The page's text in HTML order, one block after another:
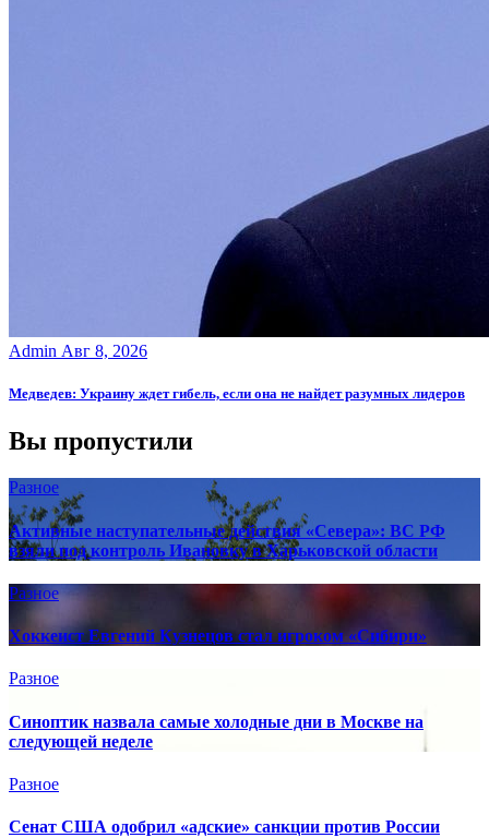
Admin Авг 8, 2026
Медведев: Украину ждет гибель, если она не найдет разумных лидеров
Вы пропустили
Разное
Активные наступательные действия «Севера»: ВС РФ
взяли под контроль Ивановку в Харьковской области
Разное
Хоккеист Евгений Кузнецов стал игроком «Сибири»
Разное
Синоптик назвала самые холодные дни в Москве на
следующей неделе
Разное
Сенат США одобрил «адские» санкции против России